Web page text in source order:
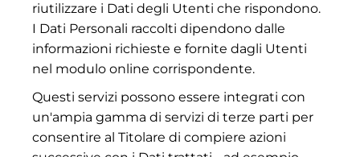
riutilizzare i Dati degli Utenti che rispondono.
I Dati Personali raccolti dipendono dalle
informazioni richieste e fornite dagli Utenti
nel modulo online corrispondente.
Questi servizi possono essere integrati con
un'ampia gamma di servizi di terze parti per
consentire al Titolare di compiere azioni